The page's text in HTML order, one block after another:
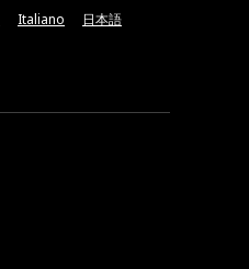
Italiano 日本語